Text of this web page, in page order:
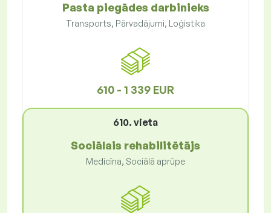
Pasta piegādes darbinieks
Transports, Pārvadājumi, Loģistika
610 - 1 339 EUR
610. vieta
Sociālais rehabilitētājs
Medicīna, Sociālā aprūpe